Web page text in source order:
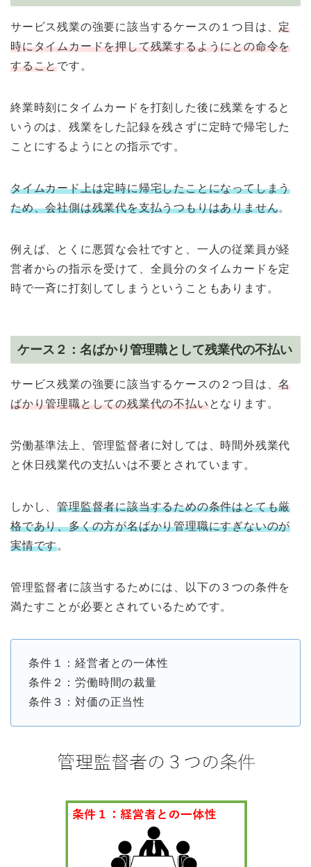
サービス残業の強要に該当するケースの１つ目は、定
時にタイムカードを押して残業するようにとの命令を
することです。
終業時刻にタイムカードを打刻した後に残業をすると
いうのは、残業をした記録を残さずに定時で帰宅した
ことにするようにとの指示です。
タイムカード上は定時に帰宅したことになってしまう
ため、会社側は残業代を支払うつもりはありません。
例えば、とくに悪質な会社ですと、一人の従業員が経
営者からの指示を受けて、全員分のタイムカードを定
時で一斉に打刻してしまうということもあります。
ケース２：名ばかり管理職として残業代の不払い
サービス残業の強要に該当するケースの２つ目は、名
ばかり管理職としての残業代の不払いとなります。
労働基準法上、管理監督者に対しては、時間外残業代
と休日残業代の支払いは不要とされています。
しかし、管理監督者に該当するための条件はとても厳
格であり、多くの方が名ばかり管理職にすぎないのが
実情です。
管理監督者に該当するためには、以下の３つの条件を
満たすことが必要とされているためです。
条件１：経営者との一体性
条件２：労働時間の裁量
条件３：対価の正当性